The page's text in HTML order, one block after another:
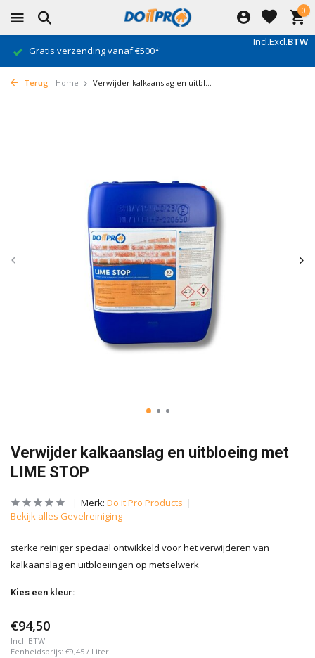
0
Incl.Excl.BTW
Gratis verzending vanaf €500*
Terug Home Verwijder kalkaanslag en uitbl...
Verwijder kalkaanslag en uitbloeing met
LIME STOP
Merk: Do it Pro Products
Bekijk alles Gevelreiniging
sterke reiniger speciaal ontwikkeld voor het verwijderen van
kalkaanslag en uitbloeiingen op metselwerk
Kies een kleur:
€94,50
Incl. BTW
Eenheidsprijs: €9,45 / Liter